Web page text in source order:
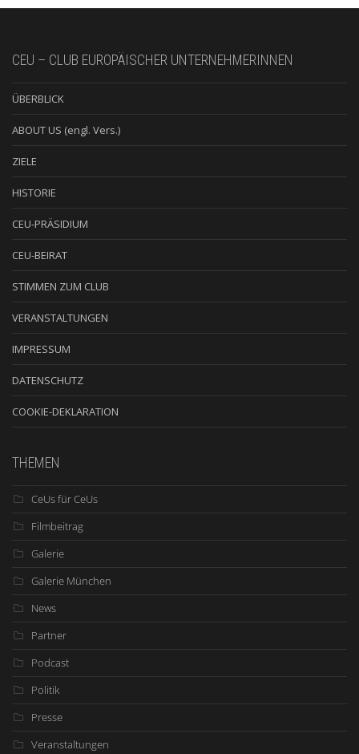
CEU – CLUB EUROPÄISCHER UNTERNEHMERINNEN
ÜBERBLICK
ABOUT US (engl. Vers.)
ZIELE
HISTORIE
CEU-PRÄSIDIUM
CEU-BEIRAT
STIMMEN ZUM CLUB
VERANSTALTUNGEN
IMPRESSUM
DATENSCHUTZ
COOKIE-DEKLARATION
THEMEN
CeUs für CeUs
Filmbeitrag
Galerie
Galerie München
News
Partner
Podcast
Politik
Presse
Veranstaltungen